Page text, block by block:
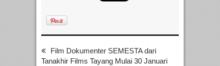
Film Dokumenter SEMESTA dari
Tanakhir Films Tayang Mulai 30 Januari